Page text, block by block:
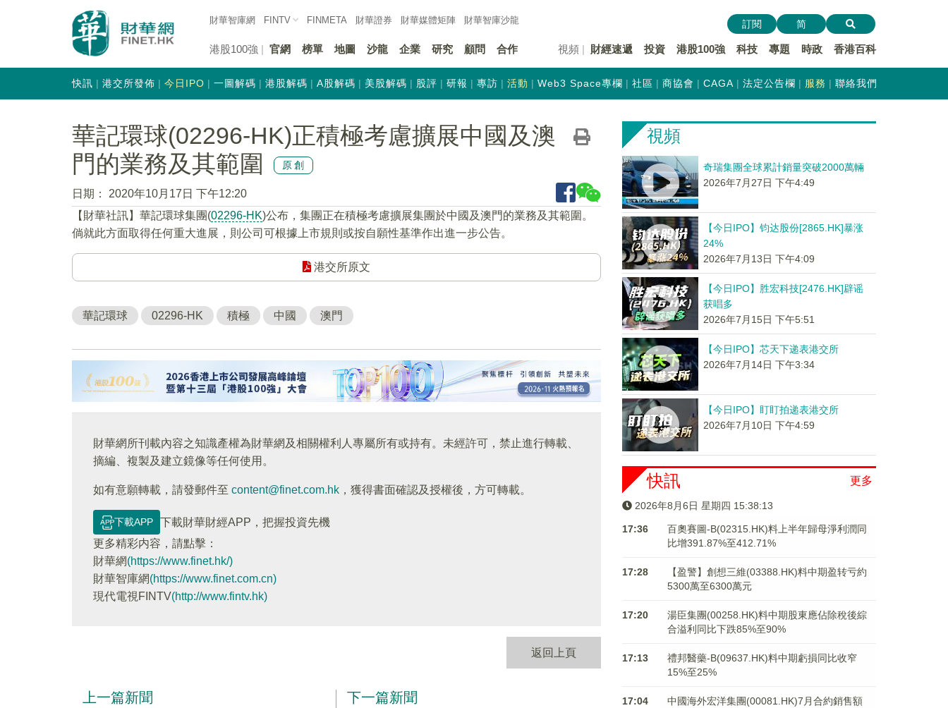
財華智庫網 FINTV FINMETA 財華證券 財華媒體矩陣 財華智庫沙龍
港股100強 官網 榜單 地圖 沙龍 企業 研究 顧問 合作 視頻 財經速遞 投資 港股100強 科技 專題 時政 香港百科
訂閱 简
快訊 港交所發佈 今日IPO 一圖解碼 港股解碼 A股解碼 美股解碼 股評 研報 專訪 活動 Web3 Space專欄 社區 商協會 CAGA 法定公告欄 服務 聯絡我們
華記環球(02296-HK)正積極考慮擴展中國及澳
門的業務及其範圍
原創
日期：
2020年10月17日 下午12:20
【財華社訊】華記環球集團(02296-HK)公布，集團正在積極考慮擴展集團於中國及澳門的業務及其範圍。
倘就此方面取得任何重大進展，則公司可根據上市規則或按自願性基準作出進一步公告。
港交所原文
華記環球 02296-HK 積極 中國 澳門
財華網所刊載內容之知識產權為財華網及相關權利人專屬所有或持有。未經許可，禁止進行轉載、
摘編、複製及建立鏡像等任何使用。
如有意願轉載，請發郵件至 content@finet.com.hk ，獲得書面確認及授權後，方可轉載。
下載APP
下載財華財經APP，把握投資先機
更多精彩内容，請點擊：
財華網(https://www.finet.hk/)
財華智庫網(https://www.finet.com.cn)
現代電視FINTV(http://www.fintv.hk)
返回上頁
上一篇新聞 下一篇新聞
視頻
奇瑞集團全球累計銷量突破2000萬輛
2026年7月27日 下午4:49
【今日IPO】钧达股份[2865.HK]暴涨
24%
2026年7月13日 下午4:09
【今日IPO】胜宏科技[2476.HK]辟谣
获唱多
2026年7月15日 下午5:51
【今日IPO】芯天下递表港交所
2026年7月14日 下午3:34
【今日IPO】盯盯拍递表港交所
2026年7月10日 下午4:59
更多
快訊
2026年8月6日 星期四 15:38:13
17:36
百奧賽圖-B(02315.HK)料上半年歸母淨利潤同
比增391.87%至412.71%
17:28
【盈警】創想三維(03388.HK)料中期盈转亏約
5300萬至6300萬元
17:20
湯臣集團(00258.HK)料中期股東應佔除稅後綜
合溢利同比下跌85%至90%
17:13
禮邦醫藥-B(09637.HK)料中期虧損同比收窄
15%至25%
17:04
中國海外宏洋集團(00081.HK)7月合約銷售額